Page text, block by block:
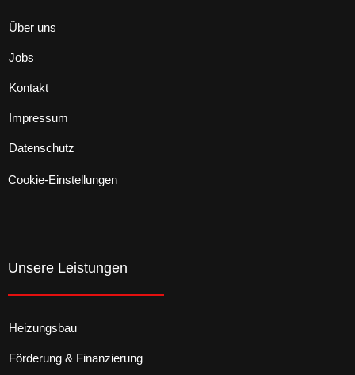
Über uns
Jobs
Kontakt
Impressum
Datenschutz
Cookie-Einstellungen
Unsere Leistungen
Heizungsbau
Förderung & Finanzierung